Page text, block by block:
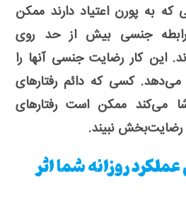
که به پورن اعتیاد دارند ممکن
رابطه جنسی بیش از حد روی
این کار رضایت جنسی آنها را
می‌دهد. کسی که دائم رفتارهای
می‌کند ممکن است رفتارهای
نبیند.
روزانه شما اثر